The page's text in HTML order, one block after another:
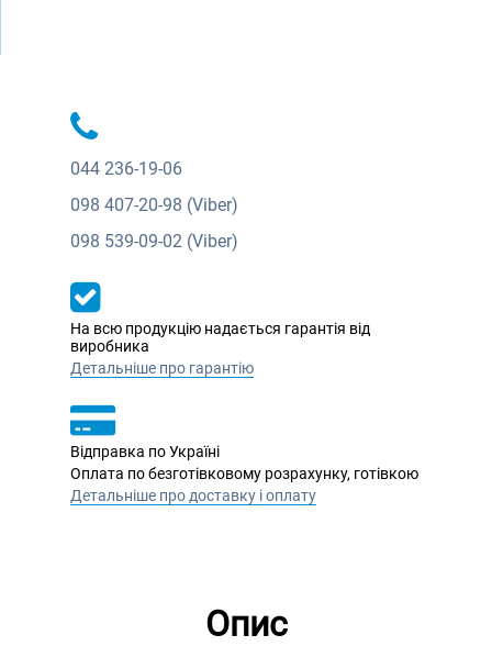
044 236-19-06
098 407-20-98 (Viber)
098 539-09-02 (Viber)
На всю продукцію надається гарантія від
виробника
Детальніше про гарантію
Відправка по Україні
Оплата по безготівковому розрахунку, готівкою
Детальніше про доставку і оплату
Опис